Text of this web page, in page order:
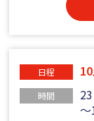
日程
時間